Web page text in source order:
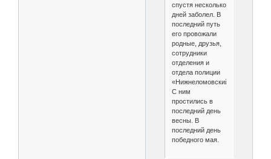
спустя несколько
дней заболел. В
последний путь
его провожали
родные, друзья,
сотрудники
отделения и
отдела полиции
«Нижнеломовский».
С ним
простились в
последний день
весны. В
последний день
победного мая.